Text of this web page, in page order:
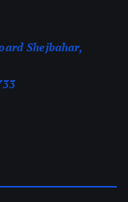
Shejbahar,